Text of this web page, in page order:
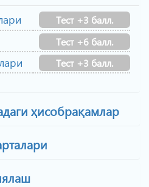
Тест +3 балл.
Тест +6 балл.
Тест +3 балл.
ҳисобрақамлар